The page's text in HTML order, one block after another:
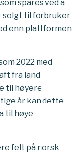
spares ved å
solgt til forbruker
enn plattformen
2022 med
fra land
til høyere
år kan dette
til høye
felt på norsk